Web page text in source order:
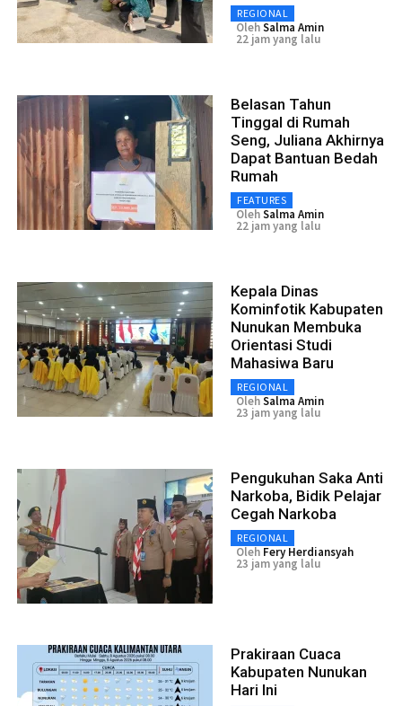
REGIONAL
OlehSalma Amin
22 jam yang lalu
Belasan Tahun
Tinggal di Rumah
Seng, Juliana Akhirnya
Dapat Bantuan Bedah
Rumah
FEATURES
OlehSalma Amin
22 jam yang lalu
Kepala Dinas
Kominfotik Kabupaten
Nunukan Membuka
Orientasi Studi
Mahasiwa Baru
REGIONAL
OlehSalma Amin
23 jam yang lalu
Pengukuhan Saka Anti
Narkoba, Bidik Pelajar
Cegah Narkoba
REGIONAL
Oleh Fery Herdiansyah
23 jam yang lalu
Prakiraan Cuaca
Kabupaten Nunukan
Hari Ini